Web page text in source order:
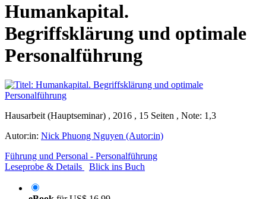
Humankapital.
Begriffsklärung und optimale
Personalführung
Hausarbeit (Hauptseminar) , 2016 , 15 Seiten , Note: 1,3
Autor:in: Nick Phuong Nguyen (Autor:in)
Führung und Personal - Personalführung
Leseprobe & Details
Blick ins Buch